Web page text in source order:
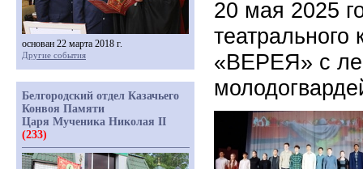
20 мая 2025
«ВЕРЕЯ» с
основан 22 марта 2018 г.
Другие события
Белгородский отдел Казачьего
Конвоя Памяти
Царя Мученика Николая II
(233)